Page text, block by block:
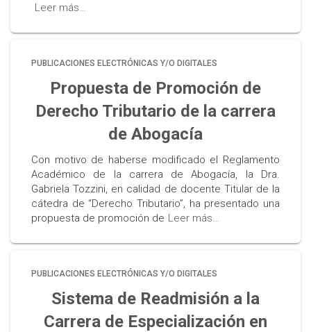
Leer más…
PUBLICACIONES ELECTRÓNICAS Y/O DIGITALES
Propuesta de Promoción de
Derecho Tributario de la carrera
de Abogacía
Con motivo de haberse modificado el Reglamento
Académico de la carrera de Abogacía, la Dra.
Gabriela Tozzini, en calidad de docente Titular de la
cátedra de “Derecho Tributario”, ha presentado una
propuesta de promoción de Leer más…
PUBLICACIONES ELECTRÓNICAS Y/O DIGITALES
Sistema de Readmisión a la
Carrera de Especialización en